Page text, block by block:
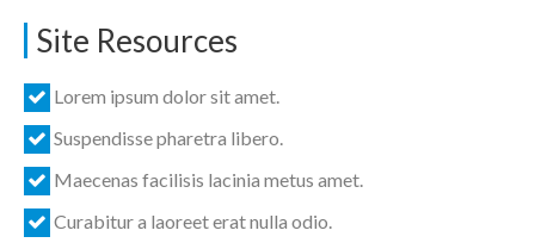
Site Resources
Lorem ipsum dolor sit amet.
Suspendisse pharetra libero.
Maecenas facilisis lacinia metus amet.
Curabitur a laoreet erat nulla odio.